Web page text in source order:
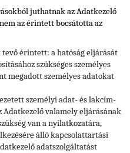
juthatnak az Adatkezelő
az érintett bocsátotta az
érintett: a hatóság eljárását
szükséges személyes
megadott személyes adatokat
személyi adat- és lakcím-
valamely eljárásának
van a nyilatkozatára,
álló kapcsolattartási
adatszolgáltatást